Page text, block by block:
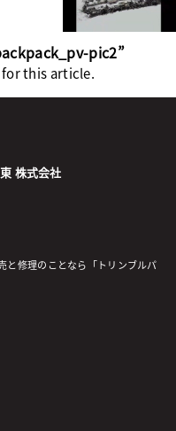
pic2”
this article.
株式会社
と修理のことなら「トリンブルパ